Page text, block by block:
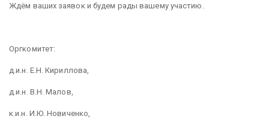
Ждём ваших заявок и будем рады вашему участию.
Оргкомитет:
д.и.н. Е.Н. Кириллова,
д.и.н. В.Н. Малов,
к.и.н. И.Ю. Новиченко,